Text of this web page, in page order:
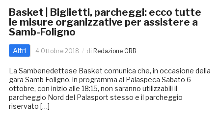
Basket | Biglietti, parcheggi: ecco tutte
le misure organizzative per assistere a
Samb-Foligno
Altri 4 Ottobre 2018 di Redazione GRB
La Sambenedettese Basket comunica che, in occasione della
gara Samb Foligno, in programma al Palaspeca Sabato 6
ottobre, con inizio alle 18:15, non saranno utilizzabili il
parcheggio Nord del Palasport stesso e il parcheggio
riservato […]